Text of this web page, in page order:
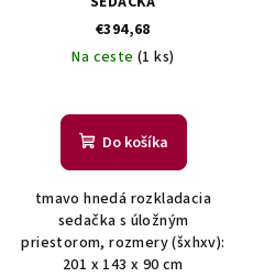
€394,68
Na ceste(1 ks)
Do košíka
tmavo hnedá rozkladacia
sedačka s úložným
priestorom, rozmery (šxhxv):
201 x 143 x 90 cm